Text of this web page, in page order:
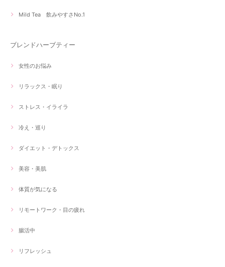
Mild Tea 飲みやすさNo.1
ブレンドハーブティー
女性のお悩み
リラックス・眠り
ストレス・イライラ
冷え・巡り
ダイエット・デトックス
美容・美肌
体質が気になる
リモートワーク・目の疲れ
腸活中
リフレッシュ